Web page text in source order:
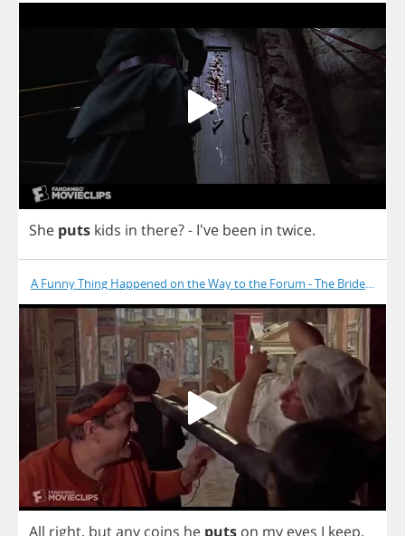
She puts kids in there?- I've been in twice.
A Funny Thing Happened on the Way to the Forum - The Bride Is
All right, butany coins he puts on my eyes I keep.